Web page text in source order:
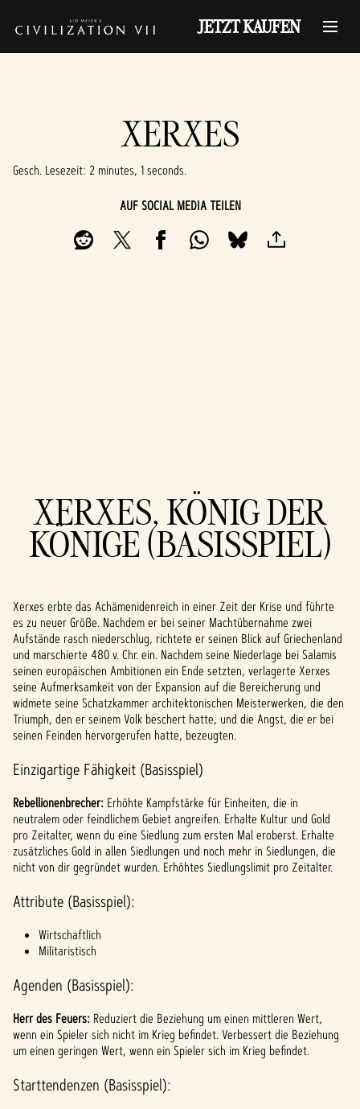
JETZT KAUFEN
XERXES
Gesch. Lesezeit 2 minutes, 1 seconds
AUF SOCIAL MEDIA TEILEN
A
c
c
p
t
&
P
l
y
Inde
m du
auf
en"
klicks
t,
stim
mst
du
den
Date
nschu
tzbes
unge
XERXES, KÖNIG DER
KÖNIGE (BASISSPIEL)
Xerxes erbte das Achämenidenreich in einer Zeit der Krise und führte
es zu neuer Größe. Nachdem er bei seiner Machtübernahme zwei
Aufstände rasch niederschlug, richtete er seinen Blick auf Griechenland
und marschierte 480 v. Chr. ein. Nachdem seine Niederlage bei Salamis
seinen europäischen Ambitionen ein Ende setzten, verlagerte Xerxes
seine Aufmerksamkeit von der Expansion auf die Bereicherung und
widmete seine Schatzkammer architektonischen Meisterwerken, die den
Triumph, den er seinem Volk beschert hatte, und die Angst, die er bei
seinen Feinden hervorgerufen hatte, bezeugten.
Einzigartige Fähigkeit (Basisspiel)
Rebellionenbrecher: Erhöhte Kampfstärke für Einheiten, die in
neutralem oder feindlichem Gebiet angreifen. Erhalte Kultur und Gold
pro Zeitalter, wenn du eine Siedlung zum ersten Mal eroberst. Erhalte
zusätzliches Gold in allen Siedlungen und noch mehr in Siedlungen, die
nicht von dir gegründet wurden. Erhöhtes Siedlungslimit pro Zeitalter.
Attribute (Basisspiel):
Wirtschaftlich
Militaristisch
Agenden (Basisspiel):
Herr des Feuers: Reduziert die Beziehung um einen mittleren Wert,
wenn ein Spieler sich nicht im Krieg befindet. Verbessert die Beziehung
um einen geringen Wert, wenn ein Spieler sich im Krieg befindet.
Starttendenzen (Basisspiel):